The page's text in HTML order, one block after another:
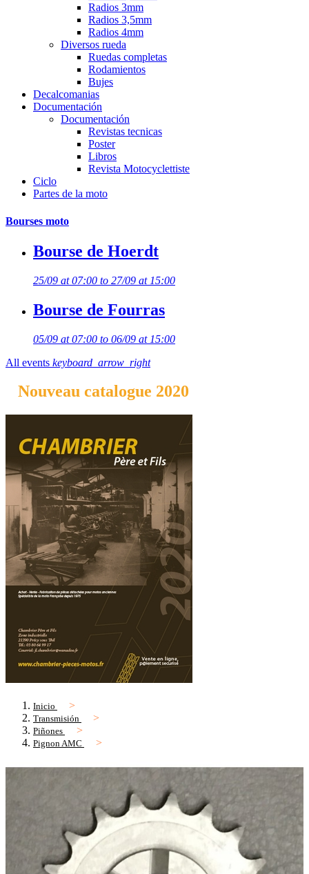
Radios 3mm
Radios 3,5mm
Radios 4mm
Diversos rueda
Ruedas completas
Rodamientos
Bujes
Decalcomanias
Documentación
Documentación
Revistas tecnicas
Poster
Libros
Revista Motocyclettiste
Ciclo
Partes de la moto
Bourses moto
Bourse de Hoerdt
25/09 at 07:00 to 27/09 at 15:00
Bourse de Fourras
05/09 at 07:00 to 06/09 at 15:00
All events keyboard_arrow_right
Nouveau catalogue 2020
Inicio
Transmisión
Piñones
Pignon AMC